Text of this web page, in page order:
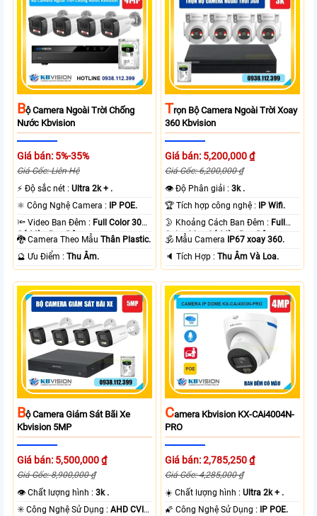
BỘ Camera Ngoài Trời Chống
Nước Kbvision
Giá bán: 5%-35%
Giá Gốc: Liên Hệ
️⚡ Độ sắc nét :Ultra 2k + .
⚛️ Công Nghệ Camera :
IP POE.
🔦 Video Ban Đêm : Full Color 30m
Có Màu Ban Ðêm.
🐉️ Camera Theo MẫuThân Plastic.
️🔮 Ưu Điểm :Thu Âm.
TRọn Bộ Camera Ngoài Trời Xoay
360 Kbvision
Giá bán: 5,200,000 ₫
Giá Gốc: 6,200,000 ₫
👁 Độ Phân giải :3k .
🏆 Tích hợp công nghệ :
IP Wifi.
🌛 Khoảng Cách Ban Đêm : Full
Color 30m Có Màu Ban Ðêm.
🕉️ Mẫu Camera
IP67 xoay 360.
️🔈 Tích Hợp :Thu Âm Và Loa.
BỘ Camera Giám Sát Bãi Xe
Kbvision 5MP
Giá bán: 5,500,000 ₫
Giá Gốc: 8,900,000 ₫
👁 Chất lượng hình :3k .
✳️ Công Nghệ Sử Dụng :AHD CVI
CAmera Kbvision KX-CAi4004N-
PRO
Giá bán: 2,785,250 ₫
Giá Gốc: 4,285,000 ₫
☀️ Chất lượng hình :Ultra 2k + .
🌠 Công Nghệ Sử Dụng :
IP POE.